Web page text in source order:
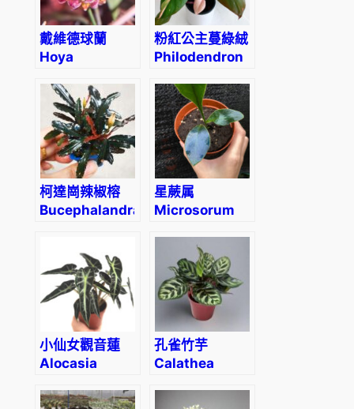
戴維德球蘭
Hoya
粉紅公主蔓綠絨
Philodendron
柯達崗辣椒榕
Bucephalandra
星蕨属
Microsorum
小仙女觀音蓮
Alocasia
Arrow
孔雀竹芋
Calathea